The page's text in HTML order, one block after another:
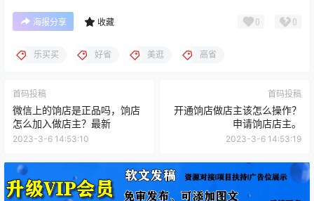
海报分享 收藏 0 0
乐买买 好省 美逛 高省
首码投稿
微信上的饷店是正品吗，饷店
怎么加入做店主？最新
2023-3-6 14:53:10
首码投稿
开通饷店做店主该怎么操作？
申请饷店店主。
2023-3-6 14:53:19